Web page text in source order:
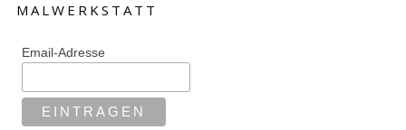
MALWERKSTATT
Email-Adresse